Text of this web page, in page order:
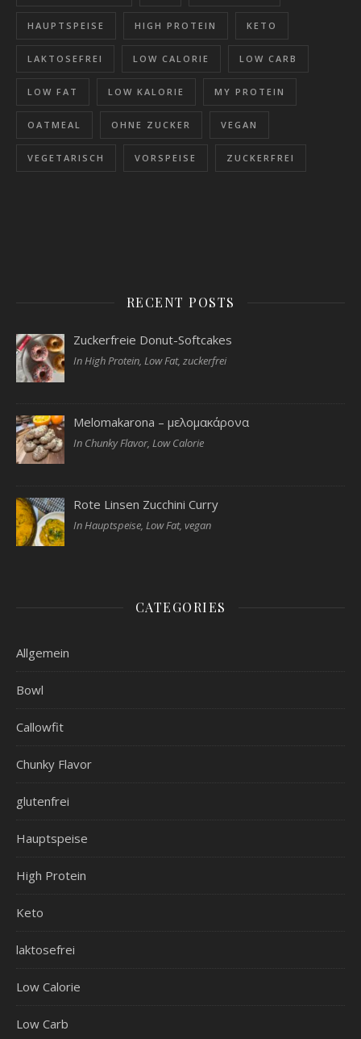
HAUPTSPEISE HIGH PROTEIN KETO
LAKTOSEFREI LOW CALORIE LOW CARB
LOW FAT LOW KALORIE MY PROTEIN
OATMEAL OHNE ZUCKER VEGAN
VEGETARISCH VORSPEISE ZUCKERFREI
RECENT POSTS
Zuckerfreie Donut-Softcakes
In High Protein, Low Fat, zuckerfrei
Melomakarona – μελομακάρονα
In Chunky Flavor, Low Calorie
Rote Linsen Zucchini Curry
In Hauptspeise, Low Fat, vegan
CATEGORIES
Allgemein
Bowl
Callowfit
Chunky Flavor
glutenfrei
Hauptspeise
High Protein
Keto
laktosefrei
Low Calorie
Low Carb